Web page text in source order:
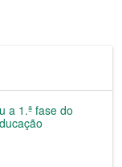
a 1.ª fase do